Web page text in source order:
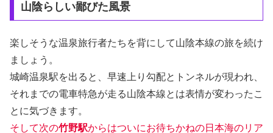
山陰らしい鄙びた風景
楽しそうな温泉旅行者たちを背にして山陰本線の旅を続け
ましょう。
城崎温泉駅を出ると、早速上り勾配とトンネルが現われ、
それまでの電車特急が走る山陰本線とは表情が変わったこ
とに気づきます。
そして次の竹野駅からはついにお待ちかねの日本海のリア